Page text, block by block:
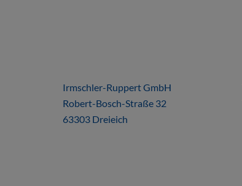
Irmschler-Ruppert GmbH
Robert-Bosch-Straße 32
63303 Dreieich